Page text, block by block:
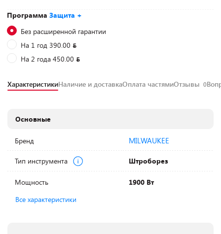
Программа Защита +
Без расширенной гарантии
На 1 год 390.00
На 2 года 450.00
ХарактеристикиНаличие и доставкаОплата частямиОтзывы 0
Основные
Бренд MILWAUKEE
Тип инструмента Штроборез
Мощность
1900 Вт
Все характеристики